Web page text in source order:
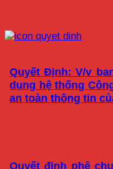
Quyết Định: V/v
dụng hệ thống
an toàn thông tin
Quyết định phê